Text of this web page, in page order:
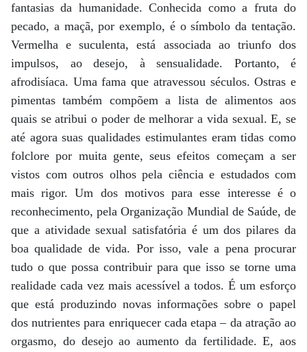
fantasias da humanidade. Conhecida como a fruta do
pecado, a maçã, por exemplo, é o símbolo da tentação.
Vermelha e suculenta, está associada ao triunfo dos
impulsos, ao desejo, à sensualidade. Portanto, é
afrodisíaca. Uma fama que atravessou séculos. Ostras e
pimentas também compõem a lista de alimentos aos
quais se atribui o poder de melhorar a vida sexual. E, se
até agora suas qualidades estimulantes eram tidas como
folclore por muita gente, seus efeitos começam a ser
vistos com outros olhos pela ciência e estudados com
mais rigor. Um dos motivos para esse interesse é o
reconhecimento, pela Organização Mundial de Saúde, de
que a atividade sexual satisfatória é um dos pilares da
boa qualidade de vida. Por isso, vale a pena procurar
tudo o que possa contribuir para que isso se torne uma
realidade cada vez mais acessível a todos. É um esforço
que está produzindo novas informações sobre o papel
dos nutrientes para enriquecer cada etapa – da atração ao
orgasmo, do desejo ao aumento da fertilidade. E, aos